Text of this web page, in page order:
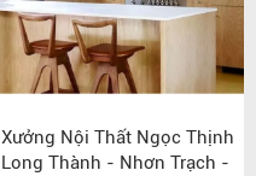
Xưởng Nội Thất Ngọc Thịnh
Long Thành - Nhơn Trạch -